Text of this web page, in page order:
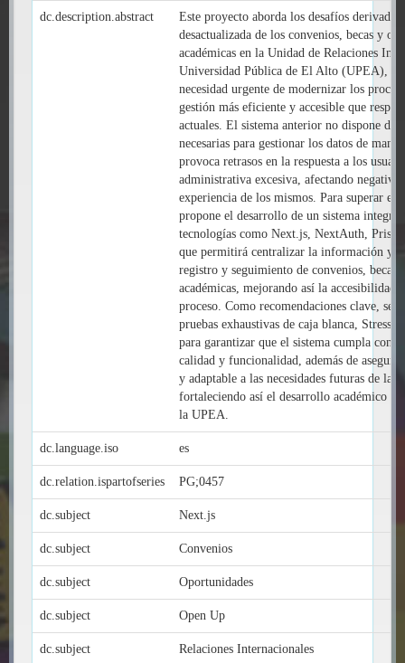
dc.description.abstract
Este proyecto aborda los desafíos
desactualizada de los convenios, becas y
académicas en la Unidad de Relaciones
Universidad Pública de El Alto (UPEA),
necesidad urgente de modernizar los
gestión más eficiente y accesible que
actuales. El sistema anterior no dispone de
necesarias para gestionar los datos de
provoca retrasos en la respuesta a los
administrativa excesiva, afectando
experiencia de los mismos. Para superar
propone el desarrollo de un sistema
tecnologías como Next.js, NextAuth,
que permitirá centralizar la información y
registro y seguimiento de convenios, becas
académicas, mejorando así la accesibilidad
proceso. Como recomendaciones clave, se
pruebas exhaustivas de caja blanca, Stress,
para garantizar que el sistema cumpla con
calidad y funcionalidad, además de asegurar
y adaptable a las necesidades futuras de la
fortaleciendo así el desarrollo académico y
la UPEA.
dc.language.iso es
dc.relation.ispartofseries PG;0457
dc.subject Next.js
dc.subject Convenios
dc.subject Oportunidades
dc.subject Open Up
dc.subject Relaciones Internacionales